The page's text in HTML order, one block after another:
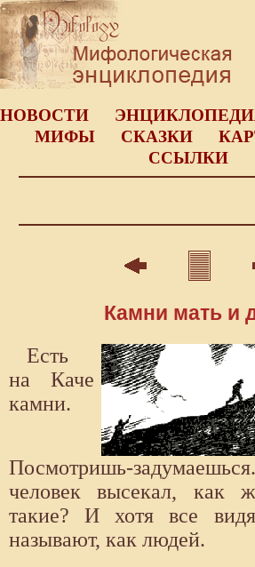
НОВОСТИ
МИФЫ
СКАЗКИ
ССЫЛКИ
Камни мать и
Есть
на Каче
камни.
Посмотришь-
человек высекал, как
такие? И хотя все
называют, как людей.